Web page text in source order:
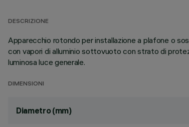
DESCRIZIONE
Apparecchio rotondo per installazione a plafone o
con vapori di alluminio sottovuoto con strato di
luminosa luce generale.
DIMENSIONI
Diametro (mm)